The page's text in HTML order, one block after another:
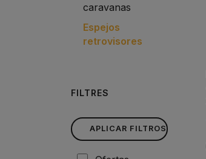
caravanas
Espejos
retrovisores
FILTRES
APLICAR FILTROS